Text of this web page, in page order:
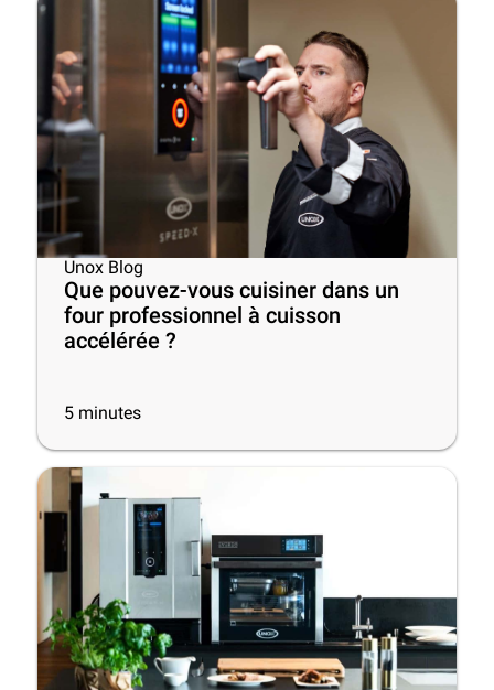
Unox Blog
Que pouvez-vous cuisiner dans un
four professionnel à cuisson
accélérée ?
5 minutes